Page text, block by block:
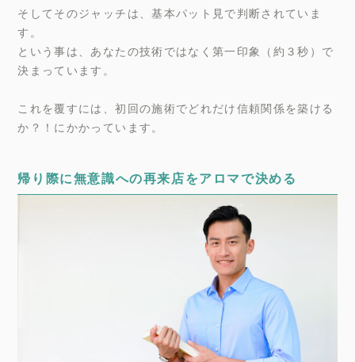
そしてそのジャッチは、基本パット見で判断されていま
す。
という事は、あなたの技術ではなく第一印象（約３秒）で
決まっています。
これを覆すには、初回の施術でどれだけ信頼関係を築ける
か？！にかかっています。
帰り際に無意識への再来店をアロマで決める